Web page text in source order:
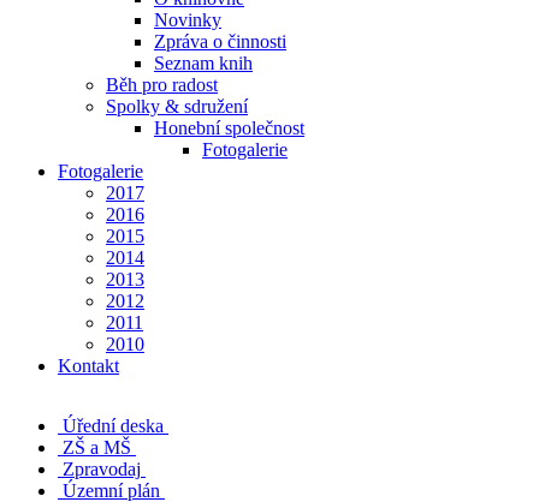
Novinky
Zpráva o činnosti
Seznam knih
Běh pro radost
Spolky & sdružení
Honební společnost
Fotogalerie
Fotogalerie
2017
2016
2015
2014
2013
2012
2011
2010
Kontakt
Úřední deska
ZŠ a MŠ
Zpravodaj
Územní plán